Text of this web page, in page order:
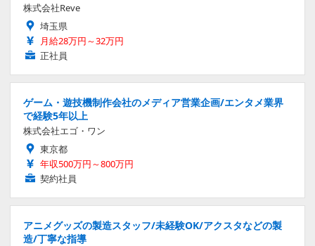
株式会社Reve
埼玉県
月給28万円～32万円
正社員
ゲーム・遊技機制作会社のメディア営業企画/エンタメ業界
で経験5年以上
株式会社エゴ・ワン
東京都
年収500万円～800万円
契約社員
アニメグッズの製造スタッフ/未経験OK/アクスタなどの製
造/丁寧な指導